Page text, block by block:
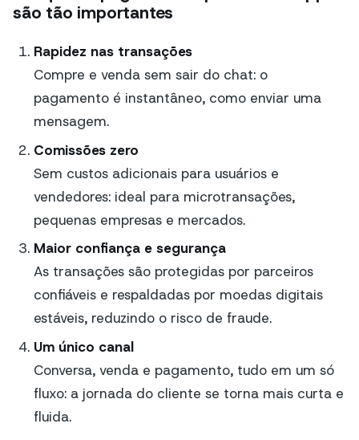
são tão importantes
Rapidez nas transações
Compre e venda sem sair do chat: o
pagamento é instantâneo, como enviar uma
mensagem.
Comissões zero
Sem custos adicionais para usuários e
vendedores: ideal para microtransações,
pequenas empresas e mercados.
Maior confiança e segurança
As transações são protegidas por parceiros
confiáveis e respaldadas por moedas digitais
estáveis, reduzindo o risco de fraude.
Um único canal
Conversa, venda e pagamento, tudo em um só
fluxo: a jornada do cliente se torna mais curta e
fluida.